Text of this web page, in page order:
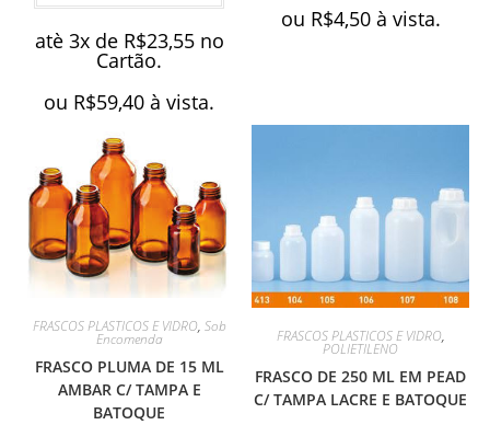
atè 3x de R$23,55 no
Cartão.
ou R$59,40 à vista.
ou R$4,50 à vista.
FRASCOS PLASTICOS E VIDRO, Sob
Encomenda
FRASCO PLUMA DE 15 ML
AMBAR C/ TAMPA E
BATOQUE
FRASCOS PLASTICOS E VIDRO,
POLIETILENO
FRASCO DE 250 ML EM PEAD
C/ TAMPA LACRE E BATOQUE